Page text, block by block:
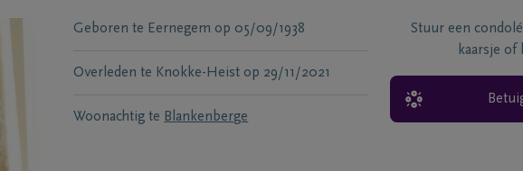
Geboren te Eernegem op 05/09/1938
Overleden te Knokke-Heist op 29/11/2021
Woonachtig te Blankenberge
Stuur een
kaarsje of